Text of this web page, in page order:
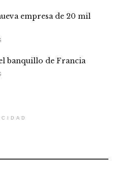
empresa de 20 mil
banquillo de Francia